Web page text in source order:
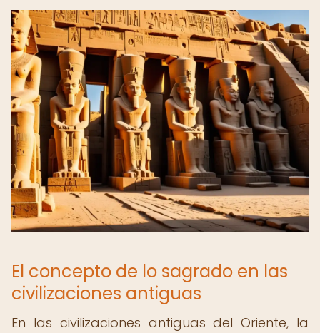
El concepto de lo sagrado en las
civilizaciones antiguas
En las civilizaciones antiguas del Oriente, la